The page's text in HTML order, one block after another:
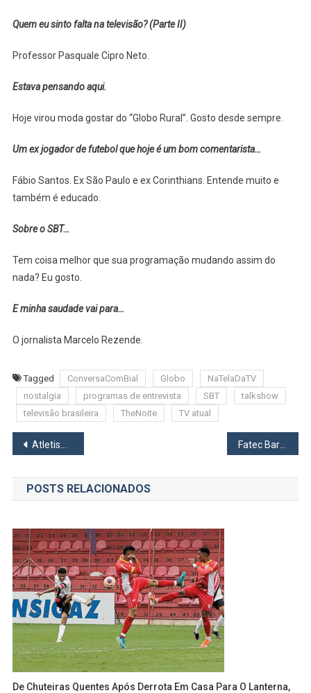
Quem eu sinto falta na televisão? (Parte II)
Professor Pasquale Cipro Neto.
Estava pensando aqui.
Hoje virou moda gostar do “Globo Rural”. Gosto desde sempre.
Um ex jogador de futebol que hoje é um bom comentarista…
Fábio Santos. Ex São Paulo e ex Corinthians. Entende muito e
também é educado.
Sobre o SBT…
Tem coisa melhor que sua programação mudando assim do
nada? Eu gosto.
E minha saudade vai para…
O jornalista Marcelo Rezende.
Tagged ConversaComBial Globo
NaTelaDaTV
nostalgia
programas de entrevista SBT
talkshow
televisão brasileira
TheNoite TV atual
Navegação
de
Post
Atletismo Master de Osasco segue competindo em alto nível
POSTS RELACIONADOS
De Chuteiras Quentes Após Derrota Em Casa Para O Lanterna,